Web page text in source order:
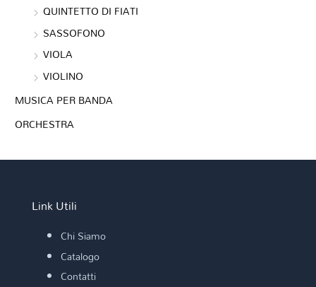
QUINTETTO DI FIATI
SASSOFONO
VIOLA
VIOLINO
MUSICA PER BANDA
ORCHESTRA
Link Utili
Chi Siamo
Catalogo
Contatti